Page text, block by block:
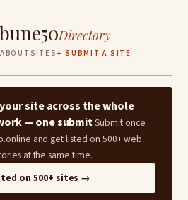
Directory
ABOUT SITES + SUBMIT A SITE
site across the whole
— one submitSubmit once
and get listed on 500+ web
at the same time.
on 500+ sites →